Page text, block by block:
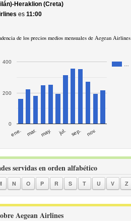
Heraklion (Creta)
es 11:00
de los precios medios mensuales de Aegean Airlines
ene. mar. may. jul. sep. nov.
0
200
400
servidas en orden alfabético
N O P R S T U V Z
Aegean Airlines